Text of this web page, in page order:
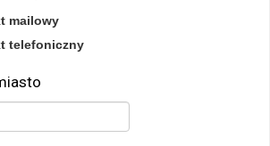
mailowy
telefoniczny